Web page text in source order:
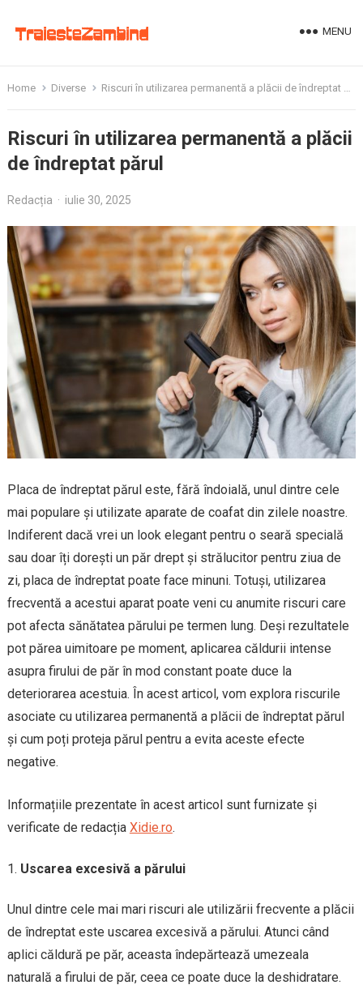
MENU
Home Diverse Riscuri în utilizarea permanentă a plăcii de îndreptat părul
Riscuri în utilizarea permanentă a plăcii
de îndreptat părul
Redacția · iulie 30, 2025
Placa de îndreptat părul este, fără îndoială, unul dintre cele
mai populare și utilizate aparate de coafat din zilele noastre.
Indiferent dacă vrei un look elegant pentru o seară specială
sau doar îți dorești un păr drept și strălucitor pentru ziua de
zi, placa de îndreptat poate face minuni. Totuși, utilizarea
frecventă a acestui aparat poate veni cu anumite riscuri care
pot afecta sănătatea părului pe termen lung. Deși rezultatele
pot părea uimitoare pe moment, aplicarea căldurii intense
asupra firului de păr în mod constant poate duce la
deteriorarea acestuia. În acest articol, vom explora riscurile
asociate cu utilizarea permanentă a plăcii de îndreptat părul
și cum poți proteja părul pentru a evita aceste efecte
negative.
Informațiile prezentate în acest articol sunt furnizate și
verificate de redacția Xidie.ro.
Uscarea excesivă a părului
Unul dintre cele mai mari riscuri ale utilizării frecvente a plăcii
de îndreptat este uscarea excesivă a părului. Atunci când
aplici căldură pe păr, aceasta îndepărtează umezeala
naturală a firului de păr, ceea ce poate duce la deshidratare.